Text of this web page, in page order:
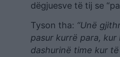
dëgjuesve të tij se
Tyson tha: “Unë
pasur kurrë para,
dashurinë time kur